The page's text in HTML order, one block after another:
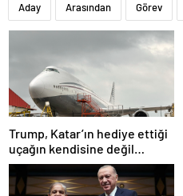
Aday Arasından Görev
Trump, Katar’ın hediye ettiği
uçağın kendisine değil
Pentagon’a verileceğini
açıkladı